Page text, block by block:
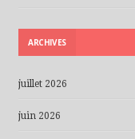
ARCHIVES
juillet 2026
juin 2026